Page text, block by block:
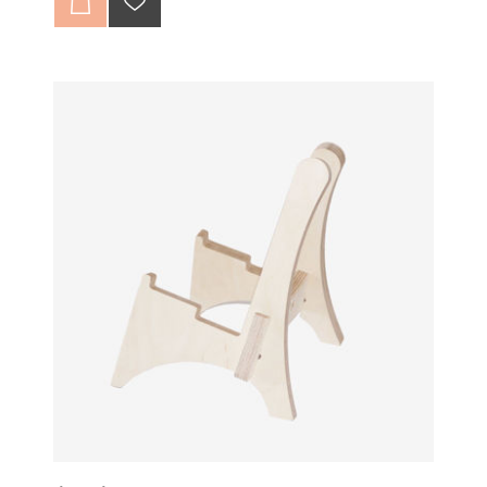
şişelerinizi muhaza etmek için şık bir çözüm yaratan
ürün şarap tutkunu dostlarınıza da güzel bir hediye